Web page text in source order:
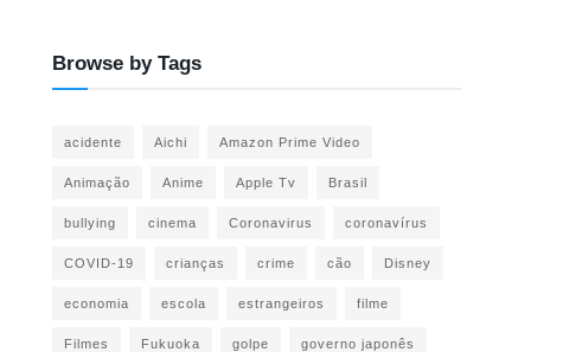
Browse by Tags
acidente Aichi Amazon Prime Video
Animação Anime Apple Tv Brasil
bullying cinema Coronavirus coronavírus
COVID-19 crianças crime cão Disney
economia escola estrangeiros filme
Filmes Fukuoka golpe governo japonês